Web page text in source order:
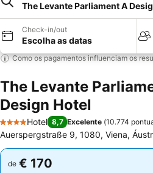
The Levante Parliament A
Check-in/out
Escolha as datas
Como os pagamentos influenciam os
The Levante
Design Hotel
4 Estrelas
Hotel 8,7 Excelente (10.774
Auerspergstraße 9, 1080, Viena,
de € 170
de € 170